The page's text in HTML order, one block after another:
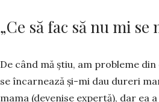
„Ce să fac să nu mi
De când mă știu, am probleme
se încar­nea­ză și-mi dau dureri
mama (deve­nise ex­pertă), dar ea